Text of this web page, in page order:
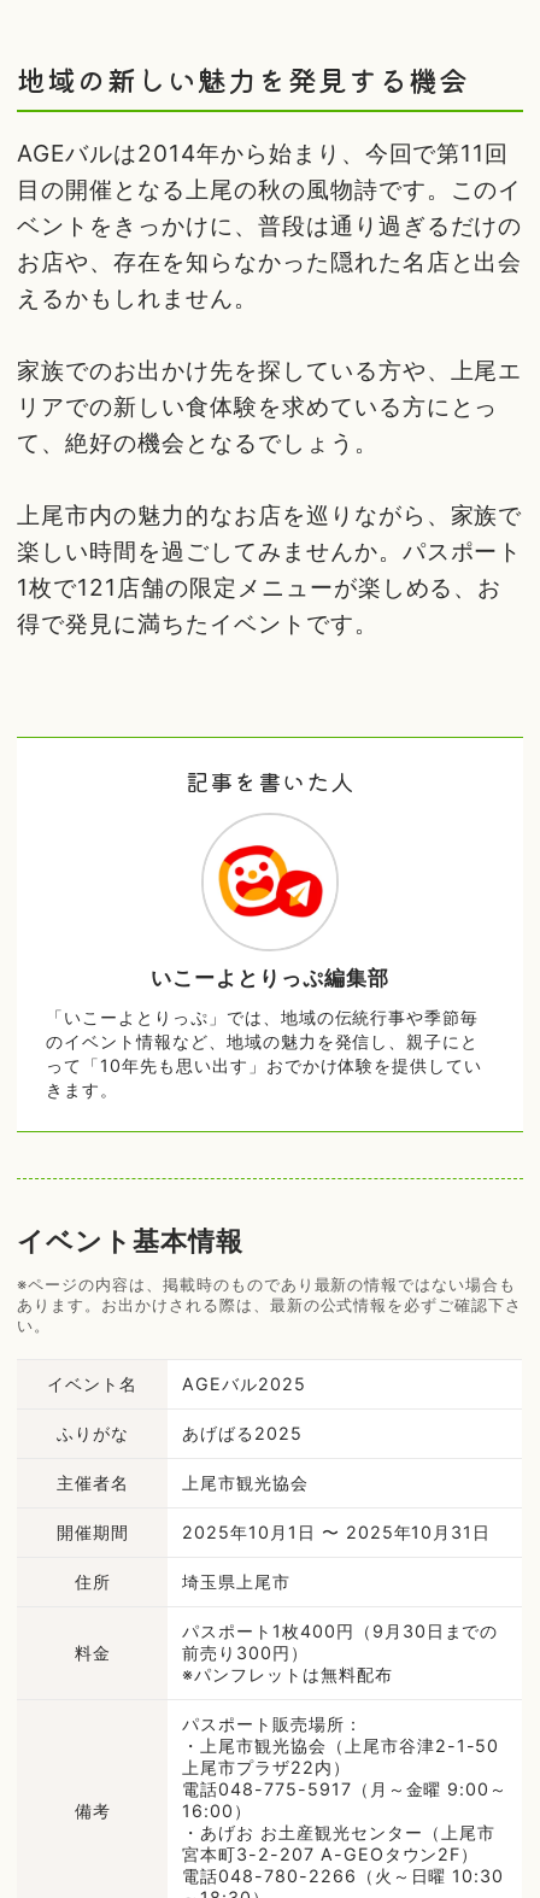
地域の新しい魅力を発見する機会
AGEバルは2014年から始まり、今回で第11回
目の開催となる上尾の秋の風物詩です。このイ
ベントをきっかけに、普段は通り過ぎるだけの
お店や、存在を知らなかった隠れた名店と出会
えるかもしれません。
家族でのお出かけ先を探している方や、上尾エ
リアでの新しい食体験を求めている方にとっ
て、絶好の機会となるでしょう。
上尾市内の魅力的なお店を巡りながら、家族で
楽しい時間を過ごしてみませんか。パスポート
1枚で121店舗の限定メニューが楽しめる、お
得で発見に満ちたイベントです。
記事を書いた人
いこーよとりっぷ編集部
「いこーよとりっぷ」では、地域の伝統行事や季節毎
のイベント情報など、地域の魅力を発信し、親子にと
って「10年先も思い出す」おでかけ体験を提供してい
きます。
イベント基本情報
※ページの内容は、掲載時のものであり最新の情報ではない場合も
あります。お出かけされる際は、最新の公式情報を必ずご確認下さ
い。
イベント名 AGEバル2025
ふりがな あげばる2025
主催者名 上尾市観光協会
開催期間 2025年10月1日 〜 2025年10月31日
住所 埼玉県上尾市
料金
パスポート1枚400円（9月30日までの
前売り300円）
※パンフレットは無料配布
備考
パスポート販売場所：
・上尾市観光協会（上尾市谷津2-1-50
上尾市プラザ22内）
電話048-775-5917（月～金曜 9:00～
16:00）
・あげお お土産観光センター（上尾市
宮本町3-2-207 A-GEOタウン2F）
電話048-780-2266（火～日曜 10:30